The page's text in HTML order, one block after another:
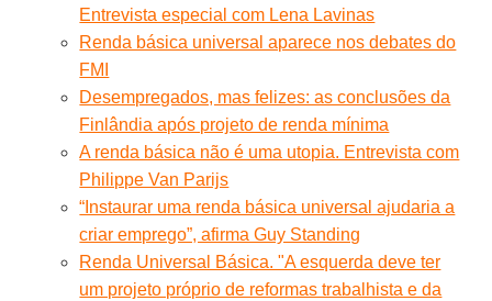
Entrevista especial com Lena Lavinas
Renda básica universal aparece nos debates do
FMI
Desempregados, mas felizes: as conclusões da
Finlândia após projeto de renda mínima
A renda básica não é uma utopia. Entrevista com
Philippe Van Parijs
“Instaurar uma renda básica universal ajudaria a
criar emprego”, afirma Guy Standing
Renda Universal Básica. "A esquerda deve ter
um projeto próprio de reformas trabalhista e da